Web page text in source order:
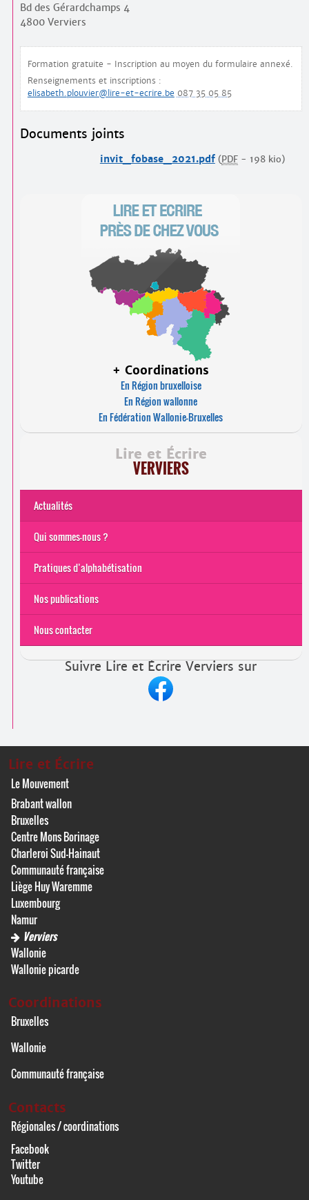
Bd des Gérardchamps 4
4800 Verviers
Formation gratuite - Inscription au moyen du formulaire annexé.
Renseignements et inscriptions :
elisabeth.plouvier@lire-et-ecrire.be 087 35 05 85
Documents joints
invit_fobase_2021.pdf ( PDF- 198 kio)
+ Coordinations
En Région bruxelloise
En Région wallonne
En Fédération Wallonie-Bruxelles
Lire et Écrire
VERVIERS
Actualités
Qui sommes-nous ?
Pratiques d’alphabétisation
Nos publications
Nous contacter
Suivre Lire et Écrire Verviers sur
Lire et Écrire
Le Mouvement
Brabant wallon
Bruxelles
Centre Mons Borinage
Charleroi Sud-Hainaut
Communauté française
Liège Huy Waremme
Luxembourg
Namur
Verviers
Wallonie
Wallonie picarde
Coordinations
Bruxelles
Wallonie
Communauté française
Contacts
Régionales / coordinations
Facebook
Twitter
Youtube